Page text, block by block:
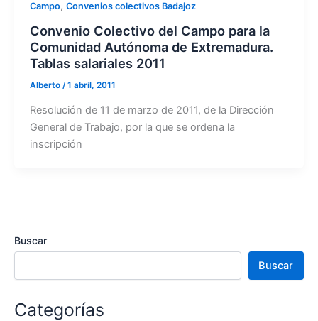
Campo, Convenios colectivos Badajoz
Convenio Colectivo del Campo para la
Comunidad Autónoma de Extremadura.
Tablas salariales 2011
Alberto /1 abril, 2011
Resolución de 11 de marzo de 2011, de la Dirección
General de Trabajo, por la que se ordena la
inscripción
Buscar
Buscar
Categorías